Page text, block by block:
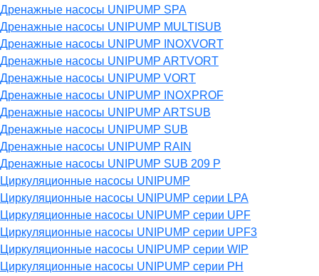
Дренажные насосы UNIPUMP SPA
Дренажные насосы UNIPUMP MULTISUB
Дренажные насосы UNIPUMP INOXVORT
Дренажные насосы UNIPUMP ARTVORT
Дренажные насосы UNIPUMP VORT
Дренажные насосы UNIPUMP INOXPROF
Дренажные насосы UNIPUMP ARTSUB
Дренажные насосы UNIPUMP SUB
Дренажные насосы UNIPUMP RAIN
Дренажные насосы UNIPUMP SUB 209 P
Циркуляционные насосы UNIPUMP
Циркуляционные насосы UNIPUMP серии LPA
Циркуляционные насосы UNIPUMP серии UPF
Циркуляционные насосы UNIPUMP серии UPF3
Циркуляционные насосы UNIPUMP серии WIP
Циркуляционные насосы UNIPUMP серии PH